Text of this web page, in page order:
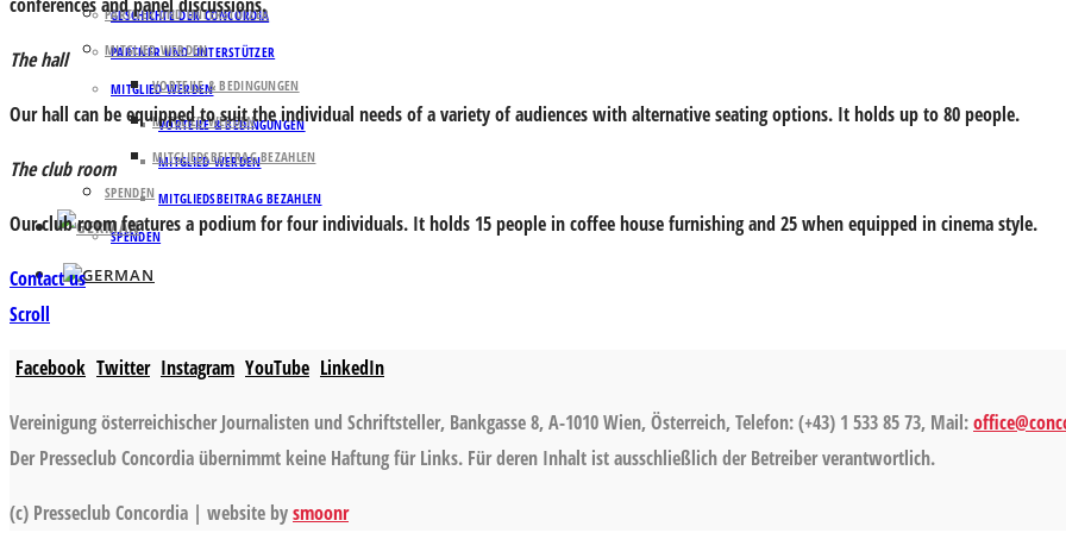
GESCHICHTE DER CONCORDIA
PARTNER UND UNTERSTÜTZER
MITGLIED WERDEN
VORTEILE & BEDINGUNGEN
MITGLIED WERDEN
MITGLIEDSBEITRAG BEZAHLEN
SPENDEN
PARTNER UND UNTERSTÜTZER
MITGLIED WERDEN
VORTEILE & BEDINGUNGEN
MITGLIED WERDEN
MITGLIEDSBEITRAG BEZAHLEN
SPENDEN
The hall
Our hall can be equipped to suit the individual needs of a variety of audiences with alternative seating options. It holds up to 80 people.
The club room
Our club room features a podium for four individuals. It holds 15 people in coffee house furnishing and 25 when equipped in cinema style.
Contact us
Scroll
Facebook Twitter Instagram YouTube LinkedIn
Vereinigung österreichischer Journalisten und Schriftsteller, Bankgasse 8, A-1010 Wien, Österreich, Telefon: (+43) 1 533 85 73, Mail:
Der Presseclub Concordia übernimmt keine Haftung für Links. Für deren Inhalt ist ausschließlich der Betreiber verantwortlich.
(c) Presseclub Concordia | website bysmoonr